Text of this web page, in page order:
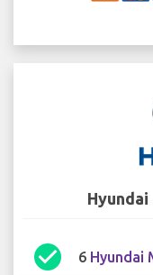
check_circle 6 Hyundai